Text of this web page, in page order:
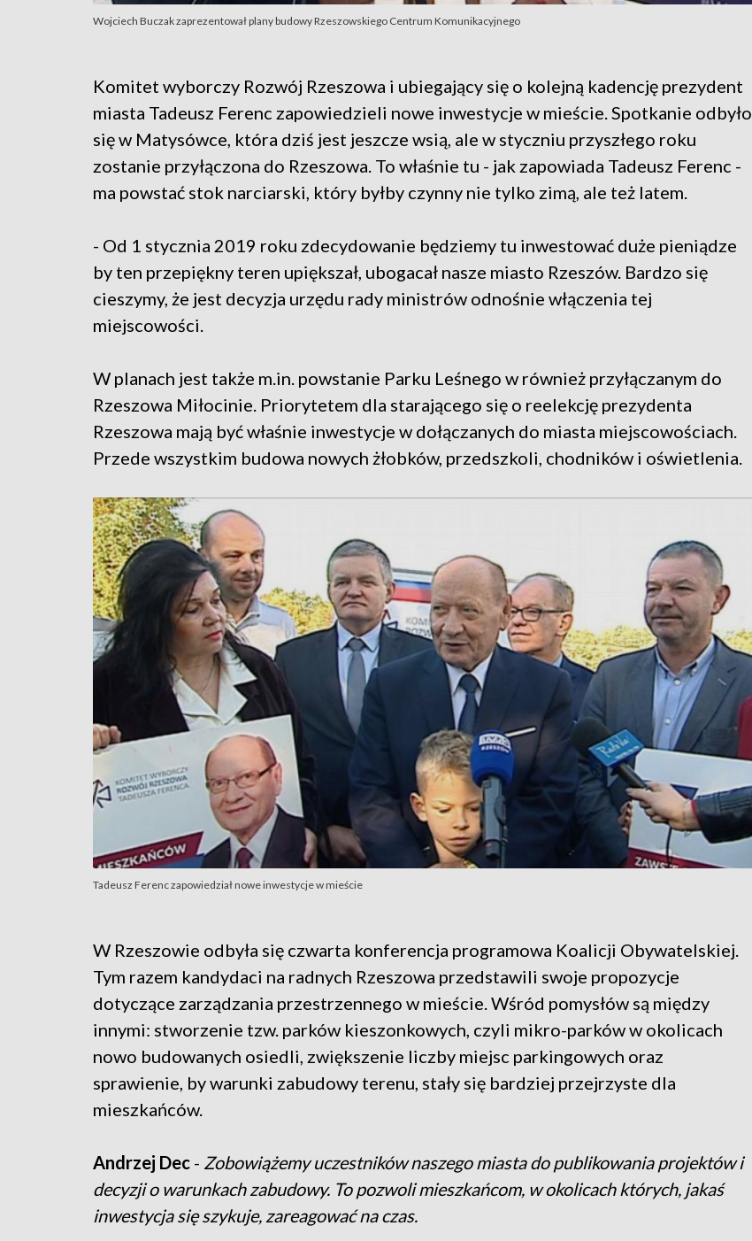
Wojciech Buczak zaprezentował plany budowy Rzeszowskiego Centrum Komunikacyjnego
Komitet wyborczy Rozwój Rzeszowa i ubiegający się o kolejną kadencję prezydent
miasta Tadeusz Ferenc zapowiedzieli nowe inwestycje w mieście. Spotkanie odbyło
się w Matysówce, która dziś jest jeszcze wsią, ale w styczniu przyszłego roku
zostanie przyłączona do Rzeszowa. To właśnie tu - jak zapowiada Tadeusz Ferenc -
ma powstać stok narciarski, który byłby czynny nie tylko zimą, ale też latem.
- Od 1 stycznia 2019 roku zdecydowanie będziemy tu inwestować duże pieniądze
by ten przepiękny teren upiększał, ubogacał nasze miasto Rzeszów. Bardzo się
cieszymy, że jest decyzja urzędu rady ministrów odnośnie włączenia tej
miejscowości.
W planach jest także m.in. powstanie Parku Leśnego w również przyłączanym do
Rzeszowa Miłocinie. Priorytetem dla starającego się o reelekcję prezydenta
Rzeszowa mają być właśnie inwestycje w dołączanych do miasta miejscowościach.
Przede wszystkim budowa nowych żłobków, przedszkoli, chodników i oświetlenia.
Tadeusz Ferenc zapowiedział nowe inwestycje w mieście
W Rzeszowie odbyła się czwarta konferencja programowa Koalicji Obywatelskiej.
Tym razem kandydaci na radnych Rzeszowa przedstawili swoje propozycje
dotyczące zarządzania przestrzennego w mieście. Wśród pomysłów są między
innymi: stworzenie tzw. parków kieszonkowych, czyli mikro-parków w okolicach
nowo budowanych osiedli, zwiększenie liczby miejsc parkingowych oraz
sprawienie, by warunki zabudowy terenu, stały się bardziej przejrzyste dla
mieszkańców.
Andrzej Dec - Zobowiążemy uczestników naszego miasta do publikowania projektów i
decyzji o warunkach zabudowy. To pozwoli mieszkańcom, w okolicach których, jakaś
inwestycja się szykuje, zareagować na czas.